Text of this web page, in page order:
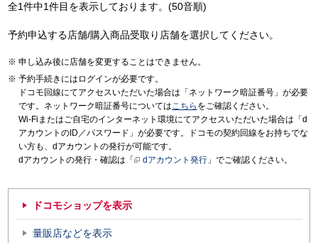
全1件中1件目を表示しております。(50音順)
予約申込する店舗/購入商品受取り店舗を選択してください。
申し込み後に店舗を変更することはできません。
予約手続きにはログインが必要です。
ドコモ回線にてアクセスいただいた場合は「ネットワーク暗証番号」が必要
です。ネットワーク暗証番号についてはこちら をご確認ください。
Wi-Fiまたはご自宅のインターネット環境にてアクセスいただいた場合は「d
アカウントのID／パスワード」が必要です。ドコモの契約回線をお持ちでな
い方も、dアカウントの発行が可能です。
dアカウントの発行・確認は「
dアカウント発行 」でご確認ください。
ドコモショップを表示
量販店などを表示